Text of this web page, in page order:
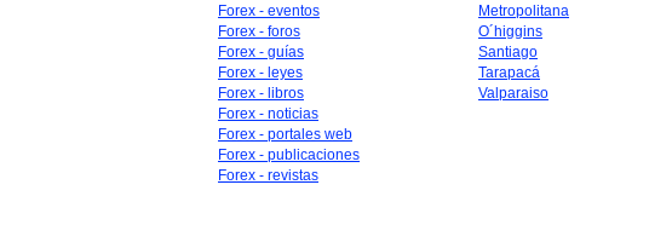
Forex - eventos
Forex - foros
Forex - guías
Forex - leyes
Forex - libros
Forex - noticias
Forex - portales web
Forex - publicaciones
Forex - revistas
Metropolitana
O´higgins
Santiago
Tarapacá
Valparaiso